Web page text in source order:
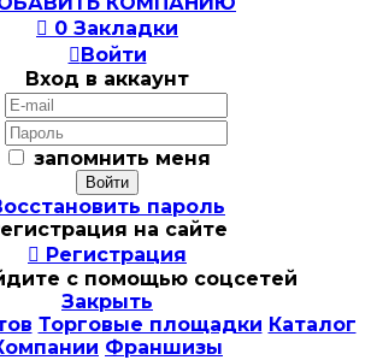
 0 Закладки
Войти
Вход в аккаунт
запомнить меня
пароль
на сайте
 Регистрация
с помощью соцсетей
Закрыть
Торговые площадки Каталог
Франшизы